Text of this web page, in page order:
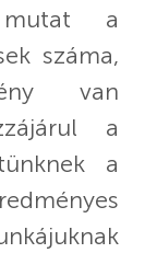
mutat a
száma,
van
a
a